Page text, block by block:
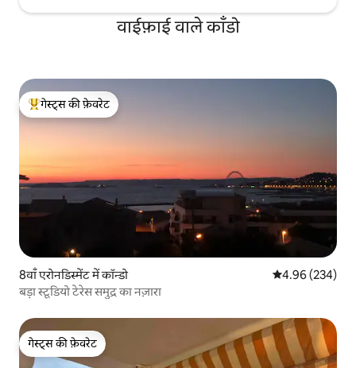
वाईफ़ाई वाले काँडो
गेस्ट्स का टॉप फ़ेवरेट
गेस्ट्स की फ़ेवरेट
8वाँ एरोनडिस्मेंट में कॉन्डो औसत रेटिंग 5 में से
4.96 (234)
बड़ा स्टूडियो टेरेस समुद्र का नज़ारा
गेस्ट्स की फ़ेवरेट
गेस्ट्स की फ़ेवरेट